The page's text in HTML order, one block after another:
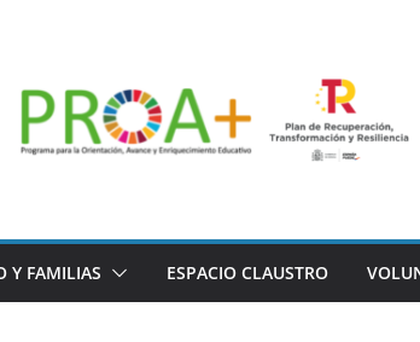
Y FAMILIAS ESPACIO CLAUSTRO